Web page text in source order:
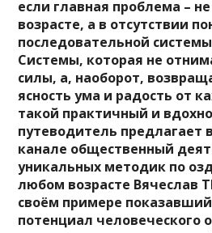
если главная проблема –
возрасте, а в отсутствии
последовательной
Системы, которая не
силы, а, наоборот,
ясность ума и радость от
такой практичный и
путеводитель предлагает
канале общественный
уникальных методик по
любом возрасте
своём примере
потенциал человеческого